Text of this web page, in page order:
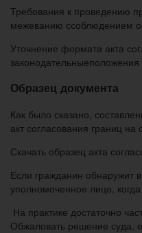
Требования к проведению
межеванию ссоблюдением
Уточнение формата акта
Образец документа
Как было сказано,
акт согласования границ
Скачать образец акта
Если гражданин обнаружит
уполномоченное лицо,
На практике достаточно
Обжаловать решение суда,